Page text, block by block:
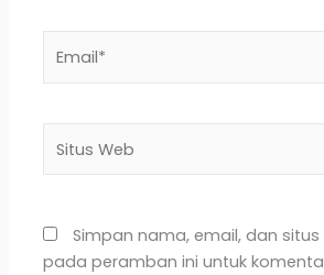
Web
Simpan nama, email, dan
pada peramban ini untuk